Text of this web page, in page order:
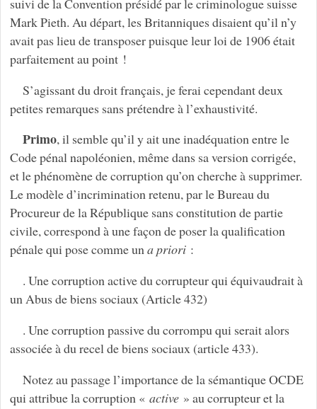
Mark Pieth. Au départ, les Britanniques disaient qu’il n’y
avait pas lieu de transposer puisque leur loi de 1906 était
parfaitement au point !
S’agissant du droit français, je ferai cependant deux
petites remarques sans prétendre à l’exhaustivité.
Primo, il semble qu’il y ait une inadéquation entre le
Code pénal napoléonien, même dans sa version corrigée,
et le phénomène de corruption qu’on cherche à supprimer.
Le modèle d’incrimination retenu, par le Bureau du
Procureur de la République sans constitution de partie
civile, correspond à une façon de poser la qualification
pénale qui pose comme una priori:
. Une corruption active du corrupteur qui équivaudrait à
un Abus de biens sociaux (Article 432)
. Une corruption passive du corrompu qui serait alors
associée à du recel de biens sociaux (article 433).
Notez au passage l’importance de la sémantique OCDE
qui attribue la corruption « active» au corrupteur et la